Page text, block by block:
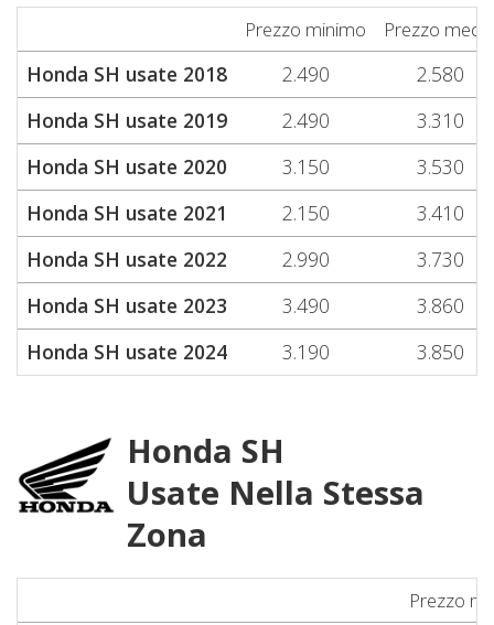
Prezzo minimo Prezzo
Honda SH usate 2018 2.490
2.580
Honda SH usate 2019
2.490
3.310
Honda SH usate 2020
3.150
3.530
Honda SH usate 2021
2.150
3.410
Honda SH usate 2022
2.990
3.730
Honda SH usate 2023
3.490
3.860
Honda SH usate 2024
3.190 3.850
Honda SH
Usate Nella Stessa
Zona
Prezzo